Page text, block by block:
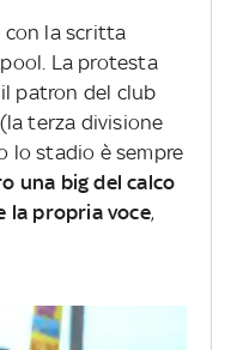
con la scritta
La protesta
patron del club
terza divisione
lo stadio è sempre
una big del calco
la propria voce,